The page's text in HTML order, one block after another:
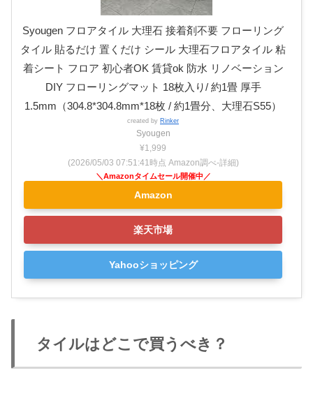
Syougen フロアタイル 大理石 接着剤不要 フローリング
タイル 貼るだけ 置くだけ シール 大理石フロアタイル 粘
着シート フロア 初心者OK 賃貸ok 防水 リノベーション
DIY フローリングマット 18枚入り/ 約1畳 厚手
1.5mm（304.8*304.8mm*18枚 / 約1畳分、大理石S55）
created by Rinker
Syougen
¥1,999
(2026/05/03 07:51:41時点 Amazon調べ-詳細)
Amazon
楽天市場
Yahooショッピング
タイルはどこで買うべき？